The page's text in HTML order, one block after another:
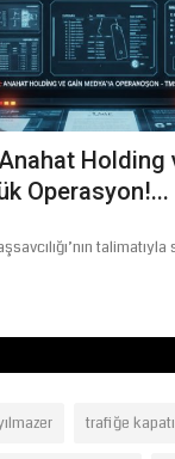
Holding
Operasyon!...
trafiğe